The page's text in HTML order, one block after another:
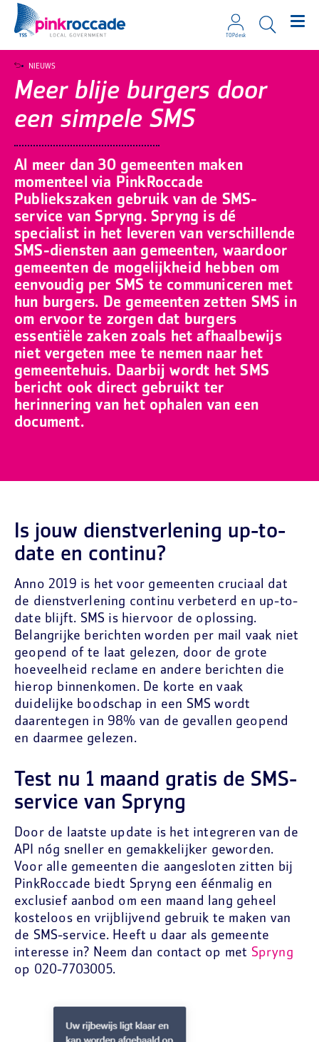
TOPdesk
Meer blije burgers door
een simpele SMS
Al meer dan 30 gemeenten maken
momenteel via PinkRoccade
Publiekszaken gebruik van de SMS-
service van Spryng. Spryng is dé
specialist in het leveren van verschillende
SMS-diensten aan gemeenten, waardoor
gemeenten de mogelijkheid hebben om
eenvoudig per SMS te communiceren met
hun burgers. De gemeenten zetten SMS in
om ervoor te zorgen dat burgers
essentiële zaken zoals het afhaalbewijs
niet vergeten mee te nemen naar het
gemeentehuis. Daarbij wordt het SMS
bericht ook direct gebruikt ter
herinnering van het ophalen van een
document.
NIEUWS
Is jouw dienstverlening up-to-
date en continu?
Anno 2019 is het voor gemeenten cruciaal dat
de dienstverlening continu verbeterd en up-to-
date blijft. SMS is hiervoor de oplossing.
Belangrijke berichten worden per mail vaak niet
geopend of te laat gelezen, door de grote
hoeveelheid reclame en andere berichten die
hierop binnenkomen. De korte en vaak
duidelijke boodschap in een SMS wordt
daarentegen in 98% van de gevallen geopend
en daarmee gelezen.
Test nu 1 maand gratis de SMS-
service van Spryng
Door de laatste update is het integreren van de
API nóg sneller en gemakkelijker geworden.
Voor alle gemeenten die aangesloten zitten bij
PinkRoccade biedt Spryng een éénmalig en
exclusief aanbod om een maand lang geheel
kosteloos en vrijblijvend gebruik te maken van
de SMS-service. Heeft u daar als gemeente
interesse in? Neem dan contact op met Spryng
op 020-7703005.